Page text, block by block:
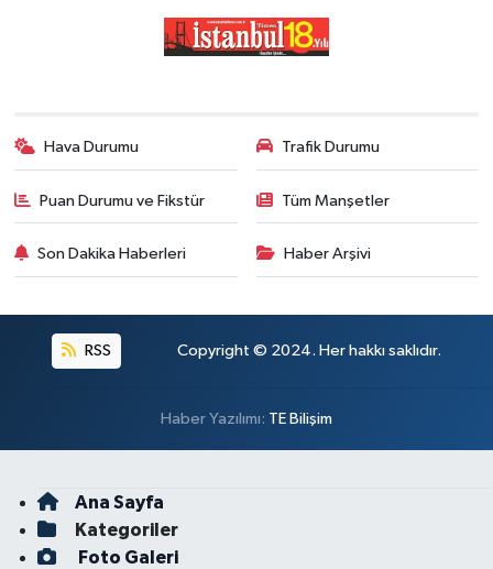
Hava Durumu Trafik Durumu
Puan Durumu ve Fikstür Tüm Manşetler
Son Dakika Haberleri Haber Arşivi
RSS Copyright © 2024. Her hakkı saklıdır.
Haber Yazılımı: TE Bilişim
Ana Sayfa
Kategoriler
Foto Galeri